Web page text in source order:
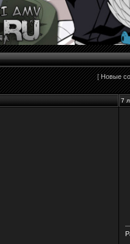
[Новые
7